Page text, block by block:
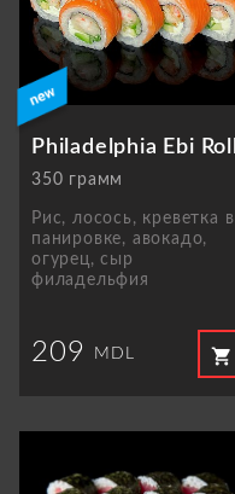
Philadelphia Ebi Roll
350 грамм
Рис, лосось, креветка в
панировке, авокадо,
огурец, сыр
филадельфия
209 MDL shopping_cart